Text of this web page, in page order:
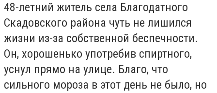
48-летний житель села Благодатного
Скадовского района чуть не лишился
жизни из-за собственной беспечности.
Он, хорошенько употребив спиртного,
уснул прямо на улице. Благо, что
сильного мороза в этот день не было, но